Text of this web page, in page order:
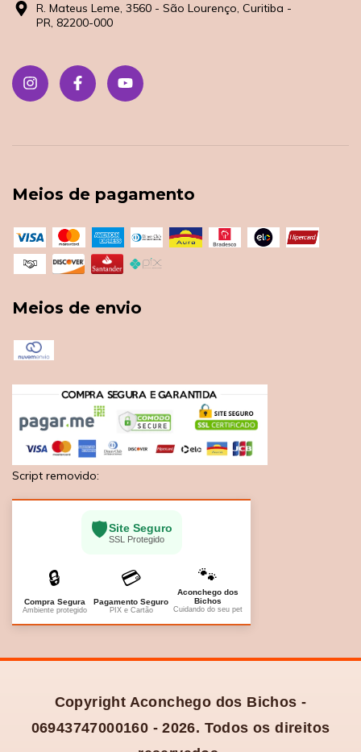
R. Mateus Leme, 3560 - São Lourenço, Curitiba -
PR, 82200-000
Meios de pagamento
Meios de envio
Script removido:
🛡️Site Seguro
SSL Protegido
🔒
Compra Segura
Ambiente protegido
💳
Pagamento Seguro
PIX e Cartão
🐾
Aconchego dos
Bichos
Cuidando do seu pet
Copyright Aconchego dos Bichos -
06943747000160 - 2026. Todos os direitos